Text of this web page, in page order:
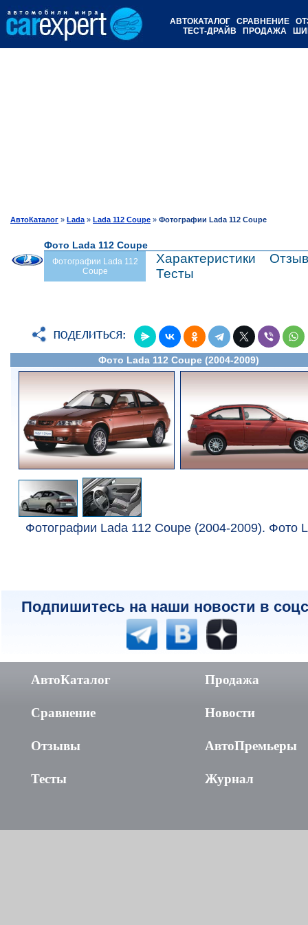
АВТОКАТАЛОГ СРАВНЕНИЕ
ТЕСТ-ДРАЙВ
ПРОДАЖА
АвтоКаталог » Lada » Lada 112 Coupe » Фотографии Lada 112 Coupe
Фото Lada 112 Coupe
Фотографии Lada 112
Coupe
Характеристики
Тесты
Фото Lada 112 Coupe (2004-2009)
Фотографии Lada 112 Coupe (2004-2009). Фото
Подпишитесь на наши новости в
АвтоКаталог
Сравнение
Отзывы
Тесты
Продажа
Новости
АвтоПремьеры
Журнал